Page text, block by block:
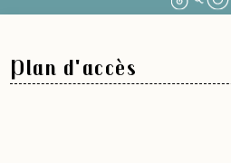
Plan d'accès